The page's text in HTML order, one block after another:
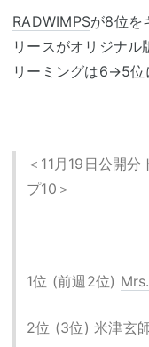
RADWIMPSが8位を
リースがオリジナル
リーミングは6→5位
＜11月19日公開
プ10＞
1位 (前週2位)
2位 (3位) 米津玄